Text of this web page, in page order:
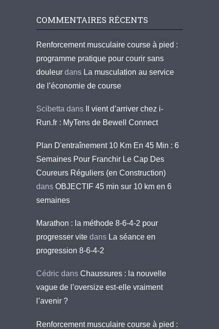
COMMENTAIRES RÉCENTS
Renforcement musculaire course à pied :
programme pratique pour courir sans
douleur dans La musculation au service
de l’économie de course
Scibetta dans
Il vient d’arriver chez i-
Run.fr : MyTens de Bewell Connect
Plan D'entraînement 10 Km En 45 Min : 6
Semaines Pour Franchir Le Cap Des
Coureurs Réguliers (en Construction)
dans OBJECTIF 45 min sur 10 km en 6
semaines
Marathon : la méthode 8-6-4-2 pour
progresser vite dans La séance en
progression 8-6-4-2
Cédric dans Chaussures : la nouvelle
vague de l’oversize est-elle vraiment
l’avenir ?
Renforcement musculaire course à pied :